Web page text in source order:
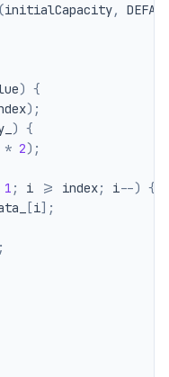
(initialCapacity,
) {
) ;
) {
* 2) ;
1 ; i >= index; i--) {
[i] ;
;